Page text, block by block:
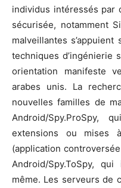
individus intéressés par
sécurisée, notamment
malveillantes
techniques d’ingénierie
orientation manifeste
arabes unis. La
nouvelles familles de
Android/Spy.ProSpy,
extensions ou mises
(application
Android/Spy.ToSpy,
même. Les serveurs de